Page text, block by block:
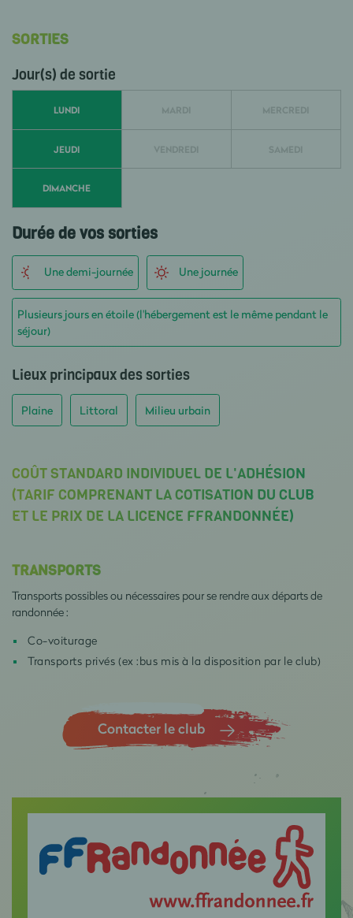
SORTIES
Jour(s) de sortie
LUNDI MARDI MERCREDI
JEUDI VENDREDI SAMEDI
DIMANCHE
Durée de vos sorties
Une demi-journée Une journée
Plusieurs jours en étoile (l'hébergement est le même pendant le
séjour)
Lieux principaux des sorties
Plaine Littoral Milieu urbain
COÛT STANDARD INDIVIDUEL DE L'ADHÉSION
(TARIF COMPRENANT LA COTISATION DU CLUB
ET LE PRIX DE LA LICENCE FFRANDONNÉE)
TRANSPORTS
Transports possibles ou nécessaires pour se rendre aux départs de
randonnée :
Co-voiturage
Transports privés (ex :bus mis à la disposition par le club)
Contacter le club